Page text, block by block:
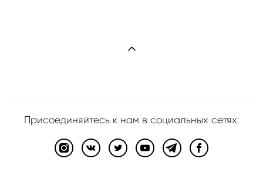
Присоединяйтесь к нам в социальных сетях: